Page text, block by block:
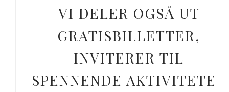
VI DELER OGSÅ UT
GRATISBILLETTER,
INVITERER TIL
SPENNENDE AKTIVITETER